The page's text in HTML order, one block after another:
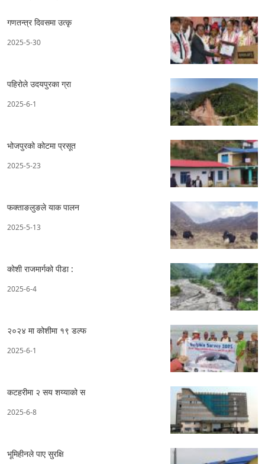
गणतन्त्र दिवसमा उत्कृ
2025-5-30
पहिरोले उदयपुरका ग्रा
2025-6-1
भोजपुरको कोटमा प्रसूत
2025-5-23
फक्ताङलुङले याक पालन
2025-5-13
कोशी राजमार्गको पीडा :
2025-6-4
२०२४ मा कोशीमा १९ डल्फ
2025-6-1
कटहरीमा २ सय शय्याको स
2025-6-8
भूमिहीनले पाए सुरक्षि